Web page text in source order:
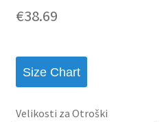
€38.69
Size Chart
Velikosti za Otroški